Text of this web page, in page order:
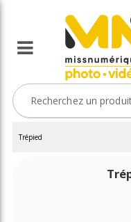
Trépied